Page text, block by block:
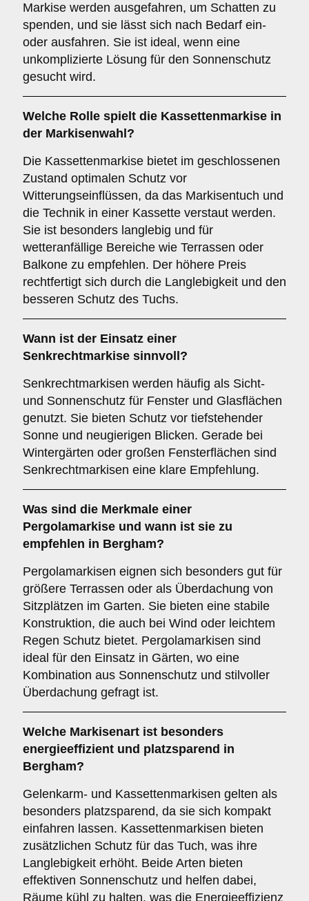
Markise werden ausgefahren, um Schatten zu
spenden, und sie lässt sich nach Bedarf ein-
oder ausfahren. Sie ist ideal, wenn eine
unkomplizierte Lösung für den Sonnenschutz
gesucht wird.
Welche Rolle spielt die Kassettenmarkise in
der Markisenwahl?
Die Kassettenmarkise bietet im geschlossenen
Zustand optimalen Schutz vor
Witterungseinflüssen, da das Markisentuch und
die Technik in einer Kassette verstaut werden.
Sie ist besonders langlebig und für
wetteranfällige Bereiche wie Terrassen oder
Balkone zu empfehlen. Der höhere Preis
rechtfertigt sich durch die Langlebigkeit und den
besseren Schutz des Tuchs.
Wann ist der Einsatz einer
Senkrechtmarkise sinnvoll?
Senkrechtmarkisen werden häufig als Sicht-
und Sonnenschutz für Fenster und Glasflächen
genutzt. Sie bieten Schutz vor tiefstehender
Sonne und neugierigen Blicken. Gerade bei
Wintergärten oder großen Fensterflächen sind
Senkrechtmarkisen eine klare Empfehlung.
Was sind die Merkmale einer
Pergolamarkise und wann ist sie zu
empfehlen in Bergham?
Pergolamarkisen eignen sich besonders gut für
größere Terrassen oder als Überdachung von
Sitzplätzen im Garten. Sie bieten eine stabile
Konstruktion, die auch bei Wind oder leichtem
Regen Schutz bietet. Pergolamarkisen sind
ideal für den Einsatz in Gärten, wo eine
Kombination aus Sonnenschutz und stilvoller
Überdachung gefragt ist.
Welche Markisenart ist besonders
energieeffizient und platzsparend in
Bergham?
Gelenkarm- und Kassettenmarkisen gelten als
besonders platzsparend, da sie sich kompakt
einfahren lassen. Kassettenmarkisen bieten
zusätzlichen Schutz für das Tuch, was ihre
Langlebigkeit erhöht. Beide Arten bieten
effektiven Sonnenschutz und helfen dabei,
Räume kühl zu halten, was die Energieeffizienz